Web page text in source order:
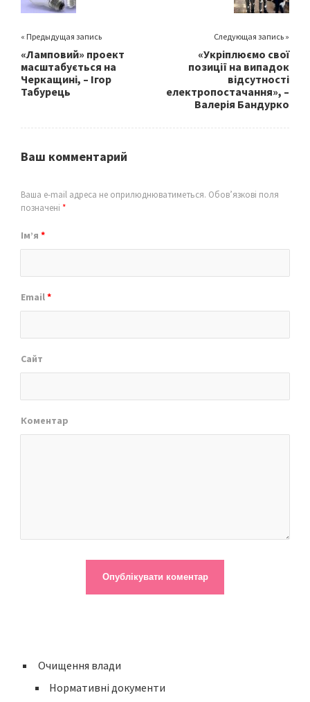
« Предыдущая запись
«Ламповий» проект
масштабується на
Черкащині, – Ігор
Табурець
Следующая запись »
«Укріплюємо свої
позиції на випадок
відсутності
електропостачання», –
Валерія Бандурко
Ваш комментарий
Ваша e-mail адреса не оприлюднюватиметься. Обов’язкові поля
позначені *
Ім’я *
Email*
Сайт
Коментар
Очищення влади
Нормативні документи